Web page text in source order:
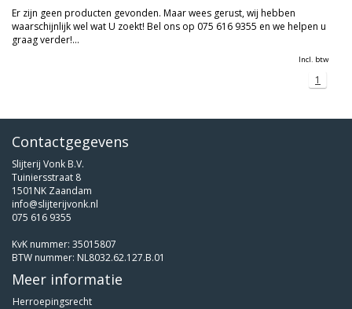
Er zijn geen producten gevonden. Maar wees gerust, wij hebben
waarschijnlijk wel wat U zoekt! Bel ons op 075 616 9355 en we helpen u
graag verder!...
Incl. btw
1
Contactgegevens
Slijterij Vonk B.V.
Tuiniersstraat 8
1501NK Zaandam
info@slijterijvonk.nl
075 616 9355
KvK nummer: 35015807
BTW nummer: NL8032.62.127.B.01
Meer informatie
Herroepingsrecht